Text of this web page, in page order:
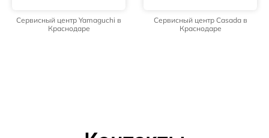
Сервисный центр Yamaguchi в
Краснодаре
Сервисный центр Casada в
Краснодаре